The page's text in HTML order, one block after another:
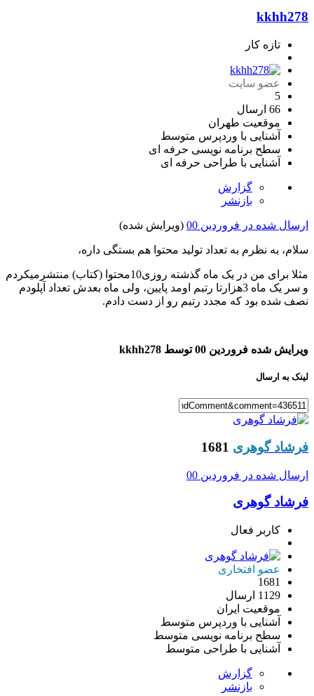
kkhh278
تازه کار
عضو سایت
5
66 ارسال
موقعیت طهران
آشنایی با وردپرس متوسط
سطح برنامه نویسی حرفه ای
آشنایی با طراحی حرفه ای
گزارش
بازنشر
ارسال شده در فروردین 00 (ویرایش شده)
سلام، به نظرم به تعداد تولید محتوا هم بستگی داره،
مثلا برای من در یک ماه گذشته روزی10محتوا (کتاب) منتشرمیکردم
و سر یک ماه 3هزارتا رتبم اومد پایین، ولی ماه بعدش تعداد آپلودم
نصف شده بود که مجدد رتبم رو از دست دادم.
ویرایش شده فروردین 00 توسط kkhh278
لینک به ارسال
فرشاد گوهری 1681
ارسال شده در فروردین 00
فرشاد گوهری
کاربر فعال
عضو افتخاری
1681
1129 ارسال
موقعیت ایران
آشنایی با وردپرس متوسط
سطح برنامه نویسی متوسط
آشنایی با طراحی متوسط
گزارش
بازنشر